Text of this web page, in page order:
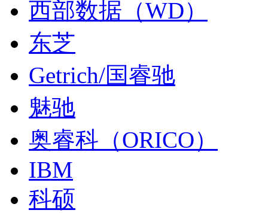
西部数据（WD）
东芝
Getrich/国睿驰
魅驰
奥睿科（ORICO）
IBM
科硕